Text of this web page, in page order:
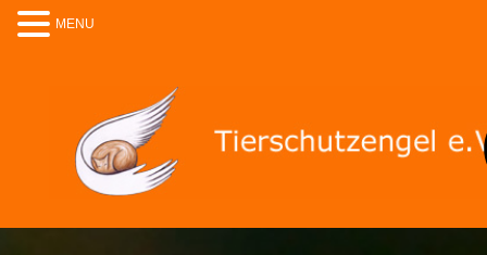
MENU